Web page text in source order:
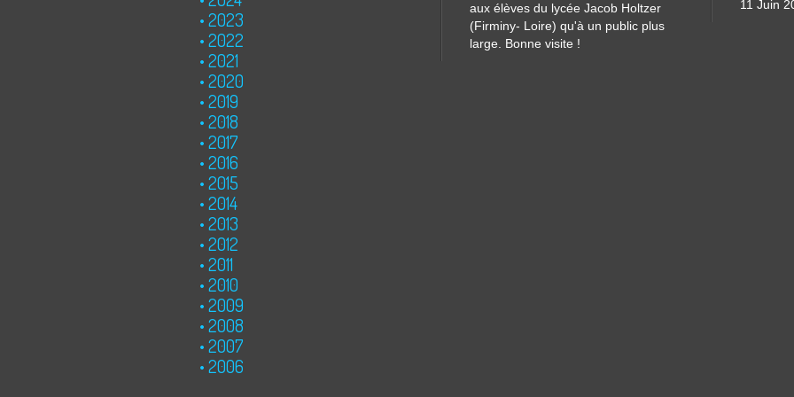
2023
2022
2021
2020
2019
2018
2017
2016
2015
2014
2013
2012
2011
2010
2009
2008
2007
2006
aux élèves du lycée Jacob Holtzer
(Firminy- Loire) qu'à un public plus
large. Bonne visite !
11 Juin